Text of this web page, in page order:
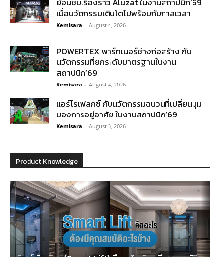
เมื่อนวัตกรรมเติบโตไปพร้อมกับกาลเวลา
Kemisara - August 4, 2026
POWERTEX พาร์ทเนอร์ช่างก่อสร้าง กับ
นวัตกรรมที่ยกระดับมาตรฐานในงาน
สถาปนิก’69
Kemisara - August 4, 2026
แอร์โรเฟลกซ์ กับนวัตกรรมฉนวนที่เปลี่ยนมุม
มองการอยู่อาศัย ในงานสถาปนิก’69
Kemisara - August 3, 2026
Product Knowledge